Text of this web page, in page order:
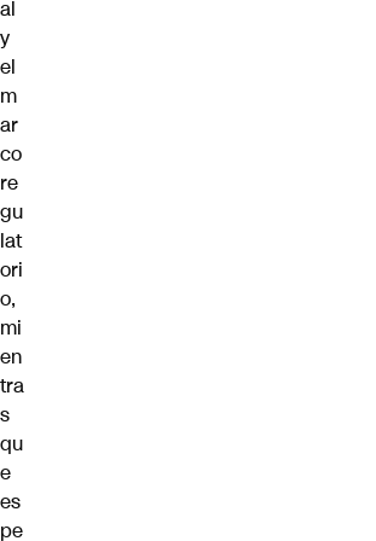
al
y
el
m
ar
co
re
gu
lat
ori
o,
mi
en
tra
s
qu
e
es
pe